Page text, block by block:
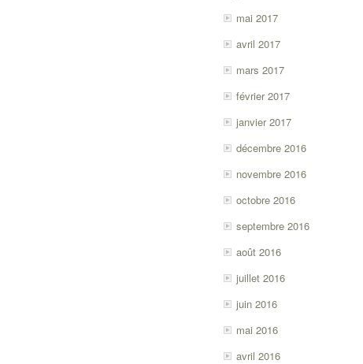
mai 2017
avril 2017
mars 2017
février 2017
janvier 2017
décembre 2016
novembre 2016
octobre 2016
septembre 2016
août 2016
juillet 2016
juin 2016
mai 2016
avril 2016